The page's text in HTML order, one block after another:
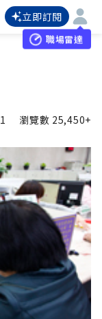
立即訂閱
職場雷達
瀏覽數 25,450+